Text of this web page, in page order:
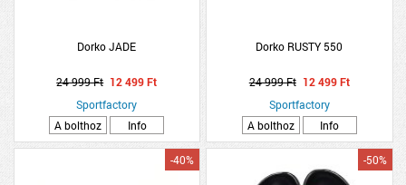
Dorko JADE
24 999 Ft 12 499 Ft
Sportfactory
A bolthoz
Info
Dorko RUSTY 550
24 999 Ft 12 499 Ft
Sportfactory
A bolthoz
Info
-40% -50%